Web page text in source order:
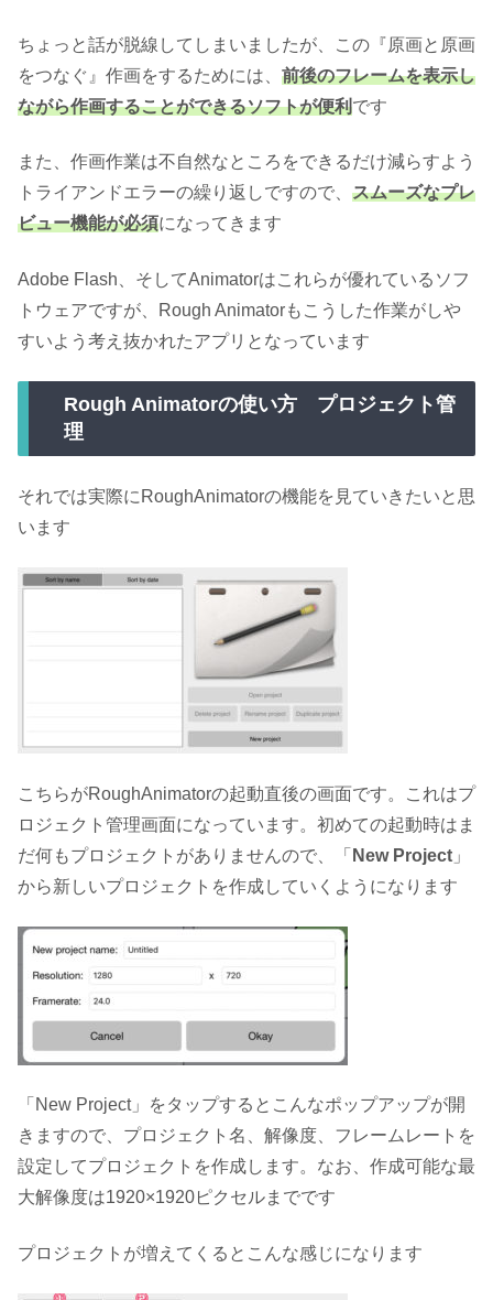
ちょっと話が脱線してしまいましたが、この『原画と原画
をつなぐ』作画をするためには、 前後のフレームを表示し
ながら作画することができるソフトが便利です
また、作画作業は不自然なところをできるだけ減らすよう
トライアンドエラーの繰り返しですので、 スムーズなプレ
ビュー機能が必須になってきます
Adobe Flash、そしてAnimatorはこれらが優れているソフ
トウェアですが、Rough Animatorもこうした作業がしや
すいよう考え抜かれたアプリとなっています
Rough Animatorの使い方 プロジェクト管
理
それでは実際にRoughAnimatorの機能を見ていきたいと思
います
こちらがRoughAnimatorの起動直後の画面です。これはプ
ロジェクト管理画面になっています。初めての起動時はま
だ何もプロジェクトがありませんので、「 New Project 」
から新しいプロジェクトを作成していくようになります
「New Project」をタップするとこんなポップアップが開
きますので、プロジェクト名、解像度、フレームレートを
設定してプロジェクトを作成します。なお、作成可能な最
大解像度は1920×1920ピクセルまでです
プロジェクトが増えてくるとこんな感じになります